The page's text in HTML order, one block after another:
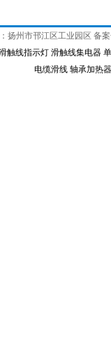
扬州市邗江区工业园区 备
触线指示灯 滑触线集电器
电缆滑线 轴承加热器